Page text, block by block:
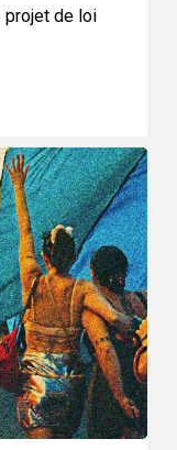
projet de loi